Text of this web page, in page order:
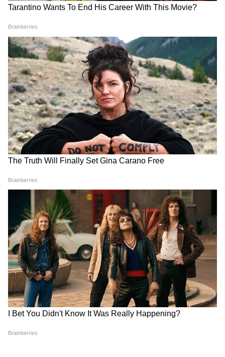
छोटा डियोड्रेंट या परफ्यूम रखें
गर्मी में पसीने की वजह से शरीर से दुर्गंध आना सामान्य
बात है। एक ट्रैवल-साइज डियोड्रेंट या परफ्यूम आपके बैग
में जरूर होना चाहिए। जरूरत पड़ने पर इसका इस्तेमाल
करके आप खुद को पूरे दिन फ्रेश और कॉन्फिडेंट महसूस
कर सकती हैं।
LATEST VIDEOS
ABOUT THE AUTHOR
BK Bimla Kumari